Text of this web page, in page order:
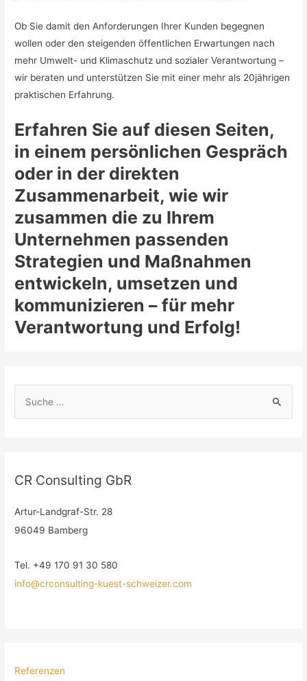
Ob Sie damit den Anforderungen Ihrer Kunden begegnen
wollen oder den steigenden öffentlichen Erwartungen nach
mehr Umwelt- und Klimaschutz und sozialer Verantwortung –
wir beraten und unterstützen Sie mit einer mehr als 20jährigen
praktischen Erfahrung.
Erfahren Sie auf diesen Seiten,
in einem persönlichen Gespräch
oder in der direkten
Zusammenarbeit, wie wir
zusammen die zu Ihrem
Unternehmen passenden
Strategien und Maßnahmen
entwickeln, umsetzen und
kommunizieren – für mehr
Verantwortung und Erfolg!
CR Consulting GbR
Artur-Landgraf-Str. 28
96049 Bamberg
Tel. +49 170 91 30 580
info@crconsulting-kuest-schweizer.com
Referenzen